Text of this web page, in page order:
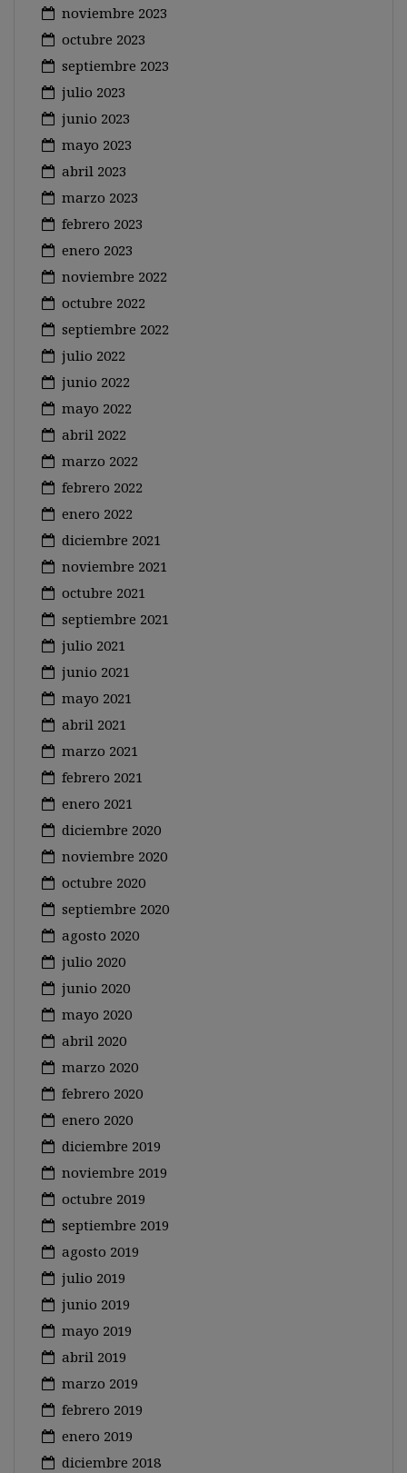
noviembre 2023
octubre 2023
septiembre 2023
julio 2023
junio 2023
mayo 2023
abril 2023
marzo 2023
febrero 2023
enero 2023
noviembre 2022
octubre 2022
septiembre 2022
julio 2022
junio 2022
mayo 2022
abril 2022
marzo 2022
febrero 2022
enero 2022
diciembre 2021
noviembre 2021
octubre 2021
septiembre 2021
julio 2021
junio 2021
mayo 2021
abril 2021
marzo 2021
febrero 2021
enero 2021
diciembre 2020
noviembre 2020
octubre 2020
septiembre 2020
agosto 2020
julio 2020
junio 2020
mayo 2020
abril 2020
marzo 2020
febrero 2020
enero 2020
diciembre 2019
noviembre 2019
octubre 2019
septiembre 2019
agosto 2019
julio 2019
junio 2019
mayo 2019
abril 2019
marzo 2019
febrero 2019
enero 2019
diciembre 2018